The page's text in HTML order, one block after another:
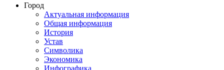
Город
Актуальная информация
Общая информация
История
Устав
Символика
Экономика
Инфографика